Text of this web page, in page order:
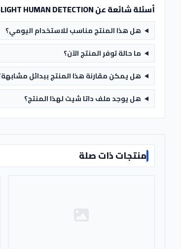
أسئلة شائعة عن CAM DAH IP 8MP TURRET MIC DUAL-LIGHT HUMAN DETECTION
هل هذا المنتج مناسب للاستخدام اليومي؟
ما حالة توفر المنتج الآن؟
هل يمكن مقارنة هذا المنتج ببدائل
هل يوجد ملف داتا شيت لهذا المنتج؟
منتجات ذات صلة